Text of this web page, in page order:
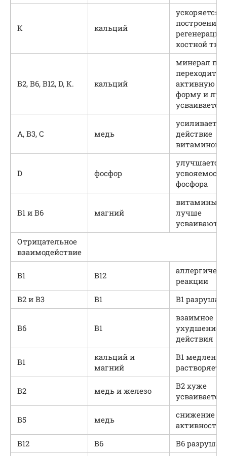
К кальций
ускоряется
построение и
регенерация
костной
В2, В6, В12, D, К. кальций
минерал
переходит в
активную
форму и
усваивается
А, В3, С медь
усиливается
действие
витаминов
D фосфор
улучшается
усвояемость
фосфора
В1 и В6 магний
витамины
лучше
усваиваются
Отрицательное
взаимодействие
В1 В12
реакции
В2 и В3
В1 В1
В6 В1
взаимное
ухудшение
действия
В1
кальций и
магний
В1
В2 медь и железо
В2 хуже
усваивается
В5 медь
снижение
активности
В12
В6 В6